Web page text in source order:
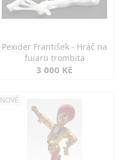
Pexider František - Hráč na
fujaru trombita
3 000 Kč
NOVÉ